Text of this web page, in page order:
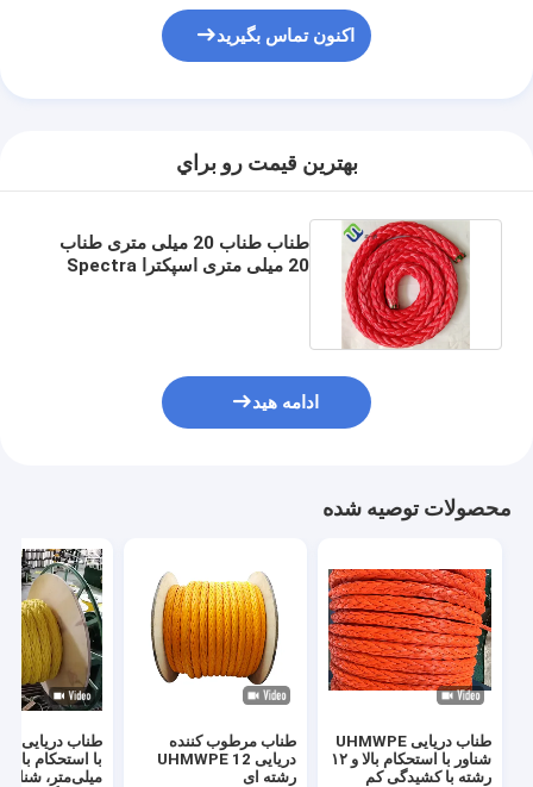
اکنون تماس بگیرید
بهترين قيمت رو براي
طناب طناب 20 میلی متری طناب
20 میلی متری اسپکترا Spectra
ادامه هید
محصولات توصیه شده
طناب دریایی UHMWPE
شناور با استحکام بالا و ۱۲
رشته با کشیدگی کم
طناب مرطوب کننده
دریایی UHMWPE 12
رشته ای
میلی‌متر،